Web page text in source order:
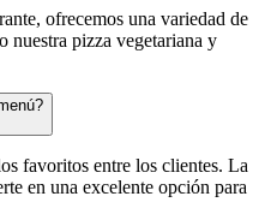
ofrecemos una variedad de
nuestra pizza vegetariana y
favoritos entre los clientes. La
en una excelente opción para